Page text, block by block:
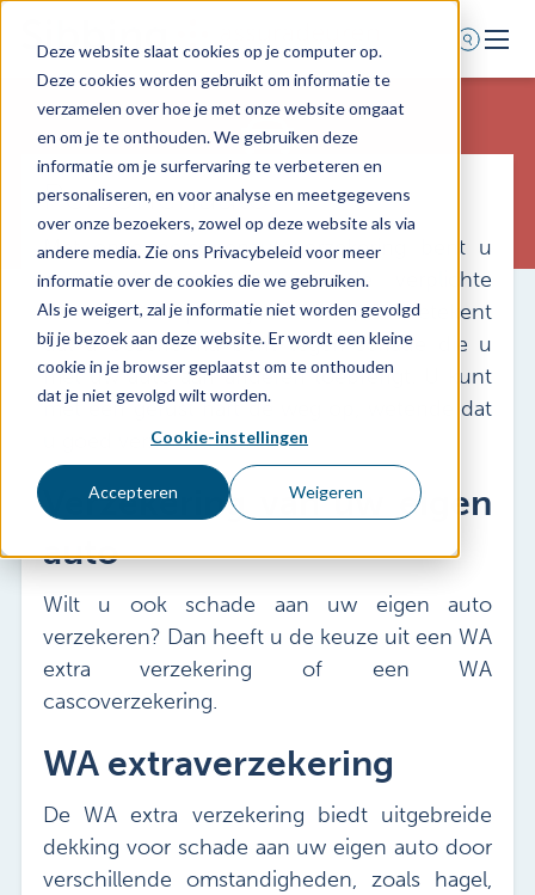
Deze website slaat cookies op je computer op.
Deze cookies worden gebruikt om informatie te
verzamelen over hoe je met onze website omgaat
en om je te onthouden. We gebruiken deze
informatie om je surfervaring te verbeteren en
personaliseren, en voor analyse en meetgegevens
over onze bezoekers, zowel op deze website als via
andere media. Zie ons Privacybeleid voor meer
informatie over de cookies die we gebruiken.
Als je weigert, zal je informatie niet worden gevolgd
bij je bezoek aan deze website. Er wordt een kleine
cookie in je browser geplaatst om te onthouden
dat je niet gevolgd wilt worden.
Cookie-instellingen
Accepteren Weigeren
Home
Verzekeringsaanbod
Verzekeraars
Verzekeringskaarten
Assurantiekantoren
Schade melden
Over ons
0318 - 544 044
Personenauto
Met onze personenautoverzekering bent u
standaard verzekerd voor de verplichte
wettelijke aansprakelijkheid (WA). Dit betekent
dat u beschermd bent tegen schade die u
met uw auto aan anderen toebrengt. U kunt
met een gerust hart de weg op, wetende dat
u goed verzekerd bent.
Verzekering van uw eigen
auto
Wilt u ook schade aan uw eigen auto
verzekeren? Dan heeft u de keuze uit een WA
extra verzekering of een WA
cascoverzekering.
WA extraverzekering
De WA extra verzekering biedt uitgebreide
dekking voor schade aan uw eigen auto door
verschillende omstandigheden, zoals hagel,